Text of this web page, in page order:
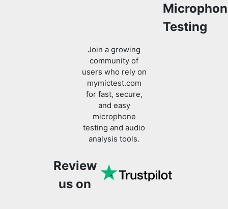
Testing
Join a growing
community of
users who rely on
mymictest.com
for fast, secure,
and easy
microphone
testing and audio
analysis tools.
Review
us on